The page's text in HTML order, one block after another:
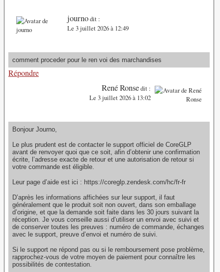
journodit :
Le 3 juillet 2026 à 12:49
comment proceder pour le ren voi des marchandises
Répondre
René Ronsedit :
Le 3 juillet 2026 à 13:02
Bonjour Journo,
Le plus prudent est de contacter le support officiel de CoreGLP
avant de renvoyer quoi que ce soit, afin d’obtenir une confirmation
écrite, l’adresse exacte de retour et une autorisation de retour si
votre commande est éligible.
Leur page d’aide est ici : https://coreglp.zendesk.com/hc/fr-fr
D’après les informations affichées sur leur support, il faut
généralement que le produit soit non ouvert, dans son emballage
d’origine, et que la demande soit faite dans les 30 jours suivant la
réception. Je vous conseille aussi d’utiliser un envoi avec suivi et
de conserver toutes les preuves : numéro de commande, échanges
avec le support, preuve d’envoi et numéro de suivi.
Si le support ne répond pas ou si le remboursement pose problème,
rapprochez-vous de votre moyen de paiement pour connaître les
possibilités de contestation.